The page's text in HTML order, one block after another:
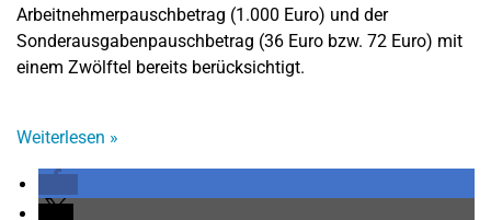
Arbeitnehmerpauschbetrag (1.000 Euro) und der
Sonderausgabenpauschbetrag (36 Euro bzw. 72 Euro) mit
einem Zwölftel bereits berücksichtigt.
Weiterlesen »